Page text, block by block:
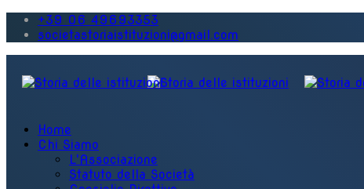
+39 06 49693353
societastoriaistituzioni@gmail.com
Home
Chi Siamo
L'Associazione
Statuto della Società